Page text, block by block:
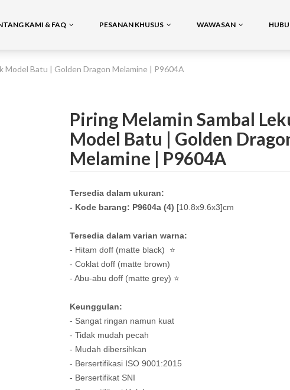
KAMI & FAQ PESANAN KHUSUS WAWASAN
Model Batu | Golden Dragon Melamine | P9604A
Piring Melamin Sambal
Model Batu | Golden
Melamine | P9604A
Tersedia dalam ukuran:
- Kode barang: P9604a (4) [10.8x9.6x3]cm
Tersedia dalam varian warna:
- Hitam doff (matte black) ⭐
- Coklat doff (matte brown)
- Abu-abu doff (matte grey) ⭐
Keunggulan:
- Sangat ringan namun kuat
- Tidak mudah pecah
- Mudah dibersihkan
- Bersertifikasi ISO 9001:2015
- Bersertifikat SNI